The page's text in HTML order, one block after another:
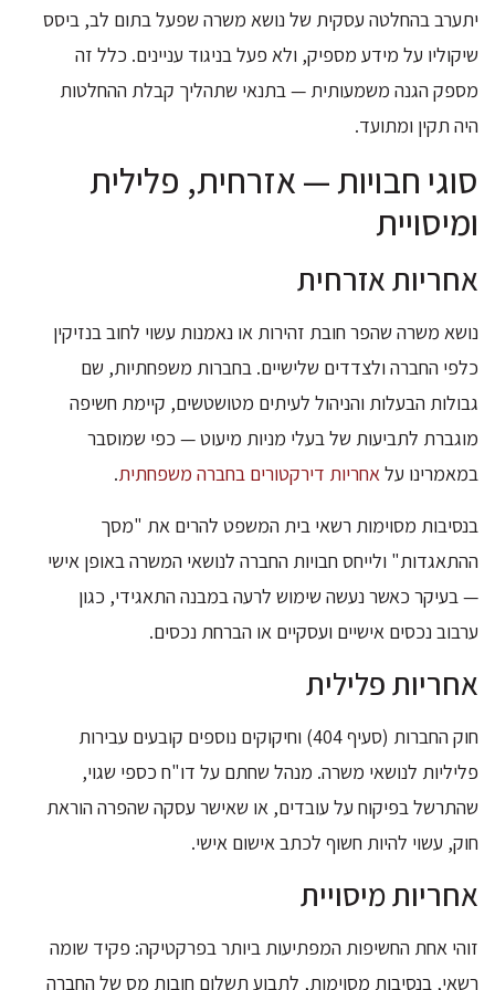
יתערב בהחלטה עסקית של נושא משרה שפעל בתום לב, ביסס
שיקוליו על מידע מספיק, ולא פעל בניגוד עניינים. כלל זה
מספק הגנה משמעותית — בתנאי שתהליך קבלת ההחלטות
היה תקין ומתועד.
סוגי חבויות — אזרחית, פלילית
ומיסויית
אחריות אזרחית
נושא משרה שהפר חובת זהירות או נאמנות עשוי לחוב בנזיקין
כלפי החברה ולצדדים שלישיים. בחברות משפחתיות, שם
גבולות הבעלות והניהול לעיתים מטושטשים, קיימת חשיפה
מוגברת לתביעות של בעלי מניות מיעוט — כפי שמוסבר
במאמרינו עלאחריות דירקטורים בחברה משפחתית.
בנסיבות מסוימות רשאי בית המשפט להרים את "מסך
ההתאגדות" ולייחס חבויות החברה לנושאי המשרה באופן אישי
— בעיקר כאשר נעשה שימוש לרעה במבנה התאגידי, כגון
ערבוב נכסים אישיים ועסקיים או הברחת נכסים.
אחריות פלילית
חוק החברות (סעיף 404) וחיקוקים נוספים קובעים עבירות
פליליות לנושאי משרה. מנהל שחתם על דו"ח כספי שגוי,
שהתרשל בפיקוח על עובדים, או שאישר עסקה שהפרה הוראת
חוק, עשוי להיות חשוף לכתב אישום אישי.
אחריות מיסויית
זוהי אחת החשיפות המפתיעות ביותר בפרקטיקה: פקיד שומה
רשאי, בנסיבות מסוימות, לתבוע תשלום חובות מס של החברה